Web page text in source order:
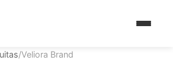
/Veliora Brand